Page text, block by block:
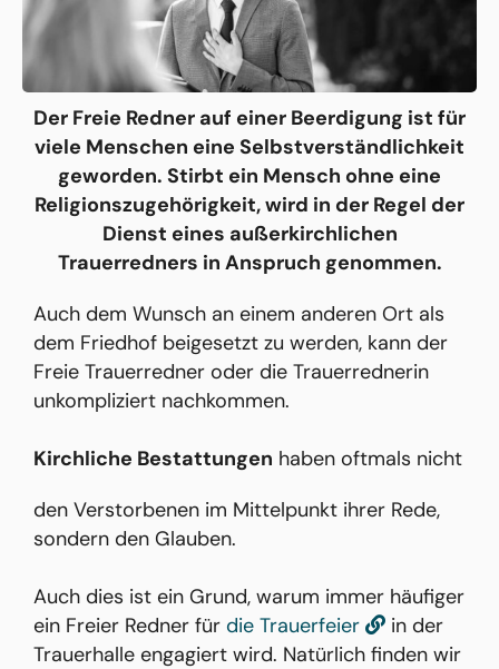
Der Freie Redner auf einer Beerdigung ist für
viele Menschen eine Selbstverständlichkeit
geworden. Stirbt ein Mensch ohne eine
Religionszugehörigkeit, wird in der Regel der
Dienst eines außerkirchlichen
Trauerredners in Anspruch genommen.
Auch dem Wunsch an einem anderen Ort als
dem Friedhof beigesetzt zu werden, kann der
Freie Trauerredner oder die Trauerrednerin
unkompliziert nachkommen.
Kirchliche Bestattungen haben oftmals nicht
den Verstorbenen im Mittelpunkt ihrer Rede,
sondern den Glauben.
Auch dies ist ein Grund, warum immer häufiger
ein Freier Redner für die Trauerfeier
in der
Trauerhalle engagiert wird. Natürlich finden wir